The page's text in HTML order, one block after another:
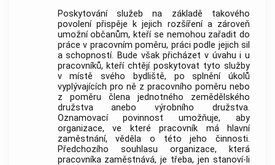
Poskytování služeb na základě takového
povolení přispěje k jejich rozšíření a zároveň
umožní občanům, kteří se nemohou zařadit do
práce v pracovním poměru, práci podle jejich sil
a schopností. Bude však přicházet v úvahu i u
pracovníků, kteří chtějí poskytovat tyto služby
v místě svého bydliště, po splnění úkolů
vyplývajících pro ně z pracovního poměru nebo
z poměru člena jednotného zemědělského
družstva anebo výrobního družstva.
Oznamovací povinnost umožňuje, aby
organizace, ve které pracovník má hlavní
zaměstnání, věděla o této jeho činnosti.
Předchozího souhlasu organizace, která
pracovníka zaměstnává, je třeba, jen stanoví-li